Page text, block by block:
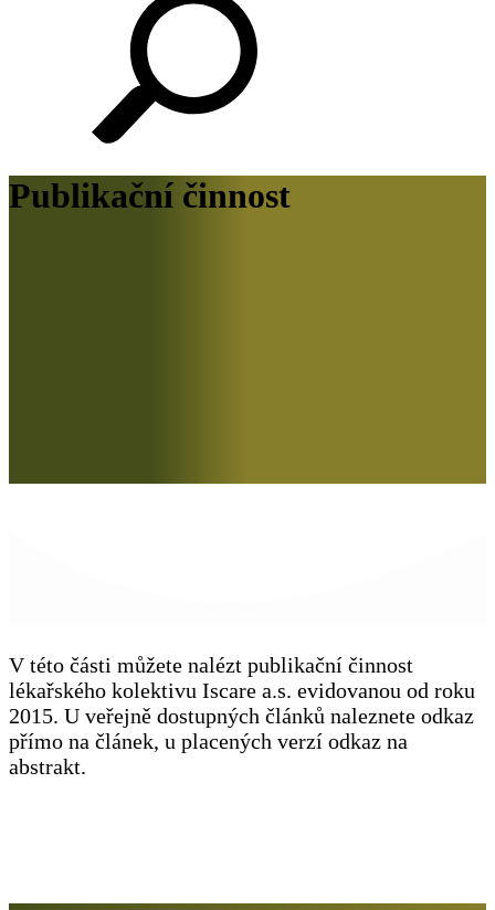
Publikační činnost
V této části můžete nalézt publikační činnost
lékařského kolektivu Iscare a.s. evidovanou od roku
2015. U veřejně dostupných článků naleznete odkaz
přímo na článek, u placených verzí odkaz na
abstrakt.